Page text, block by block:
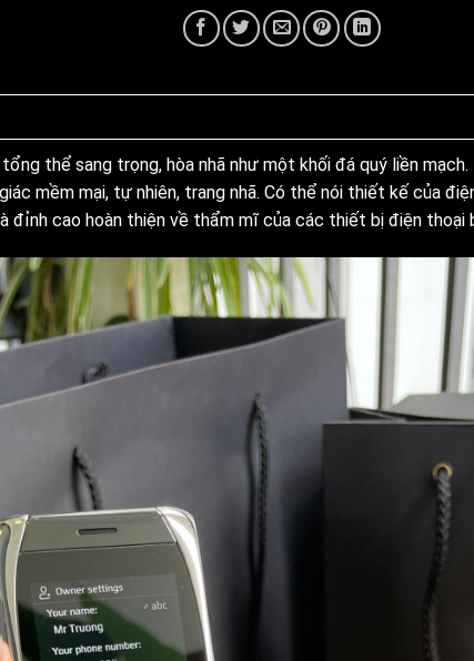
thể sang trọng, hòa nhã như một khối đá quý liền
mềm mại, tự nhiên, trang nhã. Có thể nói thiết kế của
đỉnh cao hoàn thiện về thẩm mĩ của các thiết bị điện thoại